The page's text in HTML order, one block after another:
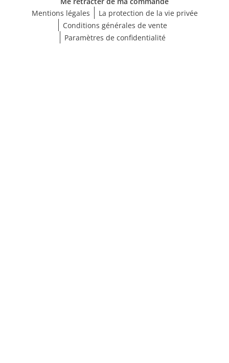
Mentions légales
La protection de la vie privée
Conditions générales de vente
Paramètres de confidentialité